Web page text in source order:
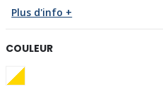
Plus d'info +
COULEUR